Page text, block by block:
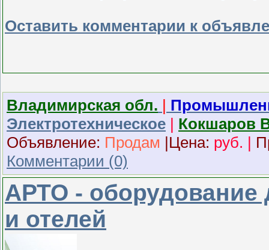
Оставить комментарии к
Владимирская обл. |
Электротехническое | Кокшаров
Объявление: Продам |Цена: руб. |
Комментарии (0)
АРТО - оборудование
и отелей